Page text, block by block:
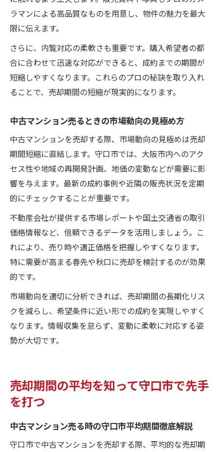
ラマンによる高品質なものを用意し、物件の魅力を最大
限に伝えます。
さらに、内覧対応の柔軟さも重要です。購入希望者の都
合に合わせて迅速な対応ができると、成約までの期間が
短縮しやすくなります。これらのプロの秘訣を取り入れ
ることで、売却期間の短縮が現実的になります。
中古マンション売るときの市場動向の見極め方
中古マンションを売却する際、市場動向の見極めは売却
期間短縮に直結します。守口市では、大阪市内へのアク
セス性や地域の再開発計画、地価の変動などが需要に影
響を与えます。最新の成約事例や近隣の販売状況を定期
的にチェックすることが重要です。
不動産会社が提供する市場レポートや国土交通省の取引
価格情報など、信頼できるデータを活用しましょう。こ
れにより、売り時や適正価格を把握しやすくなります。
特に需要が高まる春先や秋口に売却を検討するのが効果
的です。
市場動向を適切に分析できれば、売却期間の長期化リス
クを減らし、希望条件に近い形での成約を実現しやすく
なります。情報収集を怠らず、変動に柔軟に対応する姿
勢が大切です。
売却期間の平均を知って守口市で先手
を打つ
中古マンション売る時の守口市平均期間徹底解説
守口市で中古マンションを売却する際、平均的な売却期